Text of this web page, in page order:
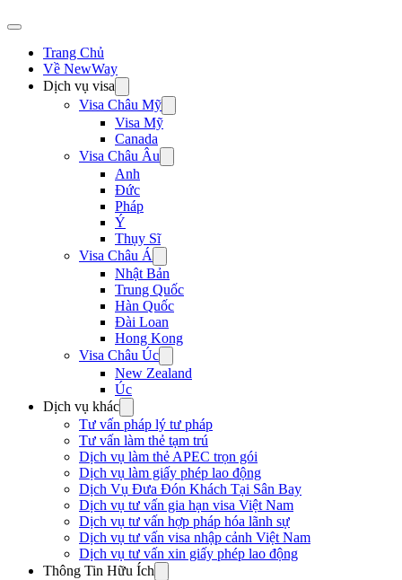
Trang Chủ
Về NewWay
Dịch vụ visa
Visa Châu Mỹ
Visa Mỹ
Canada
Visa Châu Âu
Anh
Đức
Pháp
Ý
Thụy Sĩ
Visa Châu Á
Nhật Bản
Trung Quốc
Hàn Quốc
Đài Loan
Hong Kong
Visa Châu Úc
New Zealand
Úc
Dịch vụ khác
Tư vấn pháp lý tư pháp
Tư vấn làm thẻ tạm trú
Dịch vụ làm thẻ APEC trọn gói
Dịch vụ làm giấy phép lao động
Dịch Vụ Đưa Đón Khách Tại Sân Bay
Dịch vụ tư vấn gia hạn visa Việt Nam
Dịch vụ tư vấn hợp pháp hóa lãnh sự
Dịch vụ tư vấn visa nhập cảnh Việt Nam
Dịch vụ tư vấn xin giấy phép lao động
Thông Tin Hữu Ích